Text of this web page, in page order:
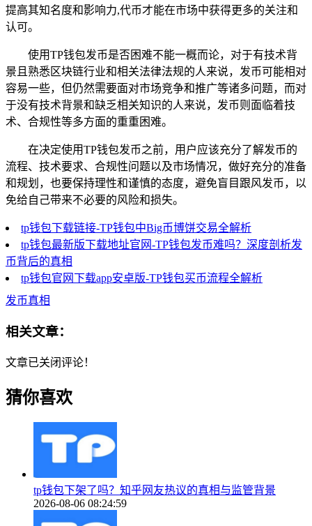
提高其知名度和影响力,代币才能在市场中获得更多的关注和
认可。
使用TP钱包发币是否困难不能一概而论，对于有技术背
景且熟悉区块链行业和相关法律法规的人来说，发币可能相对
容易一些，但仍然需要面对市场竞争和推广等诸多问题，而对
于没有技术背景和缺乏相关知识的人来说，发币则面临着技
术、合规性等多方面的重重困难。
在决定使用TP钱包发币之前，用户应该充分了解发币的
流程、技术要求、合规性问题以及市场情况，做好充分的准备
和规划，也要保持理性和谨慎的态度，避免盲目跟风发币，以
免给自己带来不必要的风险和损失。
tp钱包下载链接-TP钱包中Big币博饼交易全解析
tp钱包最新版下载地址官网-TP钱包发币难吗？深度剖析发
币背后的真相
tp钱包官网下载app安卓版-TP钱包买币流程全解析
发币真相
相关文章：
文章已关闭评论！
猜你喜欢
tp钱包下架了吗？知乎网友热议的真相与监管背景
2026-08-06 08:24:59